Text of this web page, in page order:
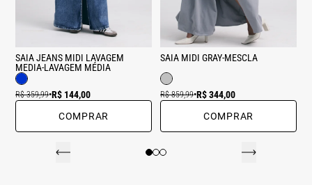
SAIA JEANS MIDI LAVAGEM
MEDIA-LAVAGEM MÉDIA
R$ 359,99•R$ 144,00
COMPRAR
SAIA MIDI GRAY-MESCLA
R$ 859,99•R$ 344,00
COMPRAR